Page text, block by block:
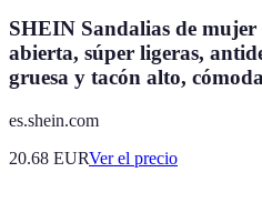
SHEIN Sandalias de
abierta, súper ligeras,
gruesa y tacón alto,
es.shein.com
20.68 EURVer el precio